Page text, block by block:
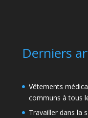
Derniers
Vêtements
communs à tous
Travailler dans la